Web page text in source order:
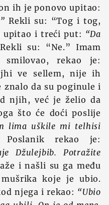
ih je ponovo upitao:
Rekli su: “Tog i tog,
upitao i treći put: “Da
Rekli su: “Ne.” Imam
rekao je:
ve sellem, nije ih
znalo da su poginule i
njih, već je želio da
što će doći poslije
lima uškile mi telhisi
rekao je:
Džulejbib. Potražite
i našli su ga među
koje je ubio.
njega i rekao: “Ubio